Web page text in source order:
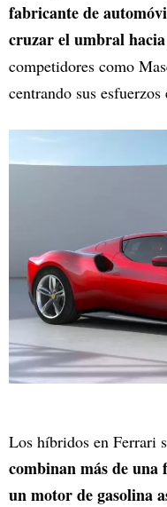
fabricante de
cruzar el umbral
competidores como
centrando sus
Los híbridos en Ferrari
combinan más de una
un motor de gasolina